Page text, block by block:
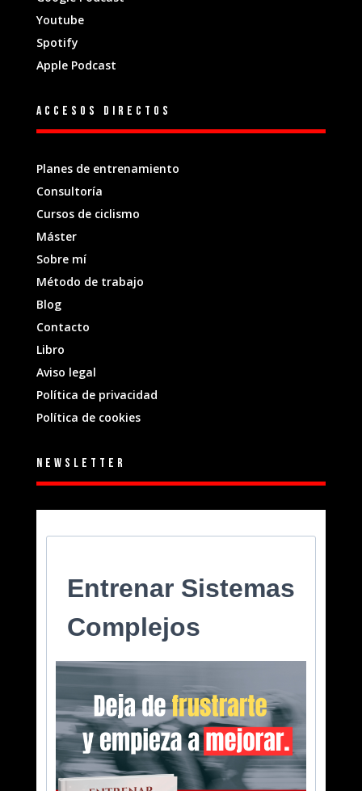
Youtube
Spotify
Apple Podcast
Accesos directos
Planes de entrenamiento
Consultoría
Cursos de ciclismo
Máster
Sobre mí
Método de trabajo
Blog
Contacto
Libro
Aviso legal
Política de privacidad
Política de cookies
Newsletter
Entrenar Sistemas
Complejos